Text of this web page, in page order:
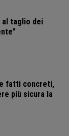
al taglio dei
fatti concreti,
più sicura la